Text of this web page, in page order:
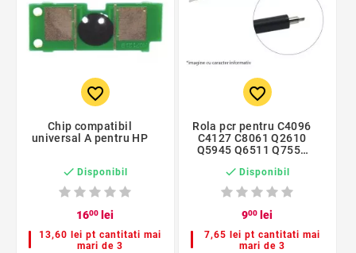
favorite_border
Chip compatibil
universal A pentru HP
 Disponibil
1600 lei
13,60 lei pt cantitati mai
mari de 3
favorite_border
Rola pcr pentru C4096
C4127 C8061 Q2610
Q5945 Q6511 Q7551
 Disponibil
900 lei
7,65 lei pt cantitati mai
mari de 3